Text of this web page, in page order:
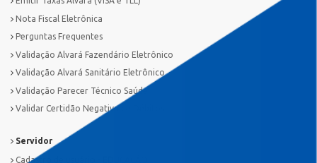
Nota Fiscal Eletrônica
Perguntas Frequentes
Validação Alvará Fazendário Eletrônico
Validação Alvará Sanitário Eletrônico
Validação Parecer Técnico Saúde
Validar Certidão Negativa de Débitos
Servidor
Cadastro de usuário - EDUCAÇÃO